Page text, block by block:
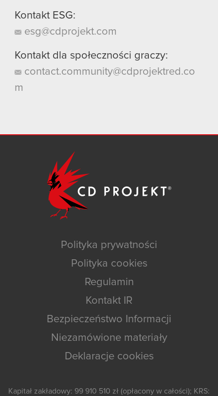
Kontakt ESG:
esg@cdprojekt.com
Kontakt dla społeczności graczy:
contact.community@cdprojektred.co
m
Polityka prywatności
Polityka cookies
Regulamin
Kontakt IR
Bezpieczeństwo Informacji
Niezamówione materiały
Deklaracje cookies
Kapitał zakładowy: 99 910 510 zł (opłacony w całości); KRS: